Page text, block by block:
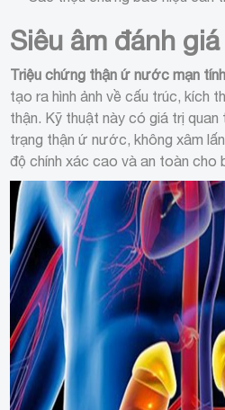
Siêu âm đánh
Triệu chứng thận ứ nước mạn
tạo ra hình ảnh về cấu trúc, kích
thận. Kỹ thuật này có giá trị
trạng thận ứ nước, không xâm
độ chính xác cao và an toàn cho